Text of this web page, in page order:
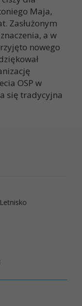
Maja,
Zasłużonym
a w
nowego
OSP w
się tradycyjna